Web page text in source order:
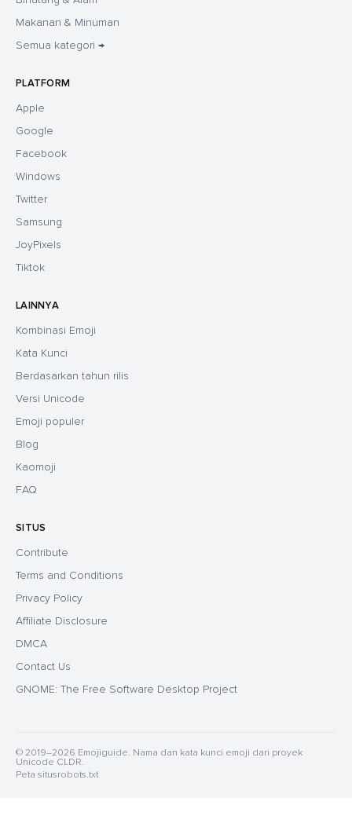
Makanan & Minuman
Semua kategori →
PLATFORM
Apple
Google
Facebook
Windows
Twitter
Samsung
JoyPixels
Tiktok
LAINNYA
Kombinasi Emoji
Kata Kunci
Berdasarkan tahun rilis
Versi Unicode
Emoji populer
Blog
Kaomoji
FAQ
SITUS
Contribute
Terms and Conditions
Privacy Policy
Affiliate Disclosure
DMCA
Contact Us
GNOME: The Free Software Desktop Project
© 2019–2026 Emojiguide. Nama dan kata kunci emoji dari proyek
Unicode CLDR.
Peta situsrobots.txt